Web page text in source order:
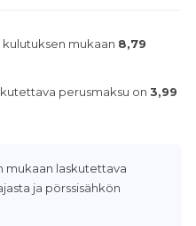
mukaan 8,79
perusmaksu on 3,99
mukaan laskutettava
ja pörssisähkön